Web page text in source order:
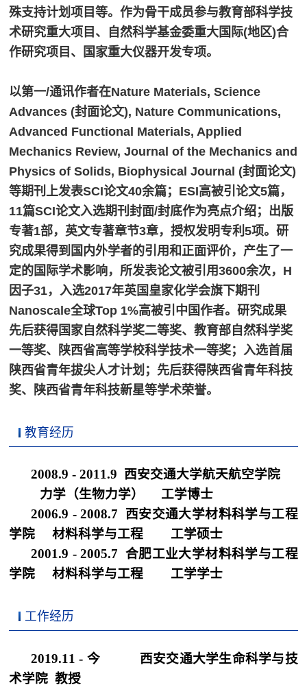
殊支持计划项目等。作为骨干成员参与教育部科学技
术研究重大项目、自然科学基金委重大国际(地区)合
作研究项目、国家重大仪器开发专项。
以第一/通讯作者在Nature Materials, Science
Advances (封面论文), Nature Communications,
Advanced Functional Materials, Applied
Mechanics Review, Journal of the Mechanics and
Physics of Solids, Biophysical Journal (封面论文)
等期刊上发表SCI论文40余篇；ESI高被引论文5篇，
11篇SCI论文入选期刊封面/封底作为亮点介绍；出版
专著1部，英文专著章节3章，授权发明专利5项。研
究成果得到国内外学者的引用和正面评价，产生了一
定的国际学术影响，所发表论文被引用3600余次，H
因子31，入选2017年英国皇家化学会旗下期刊
Nanoscale全球Top 1%高被引中国作者。研究成果
先后获得国家自然科学奖二等奖、教育部自然科学奖
一等奖、陕西省高等学校科学技术一等奖；入选首届
陕西省青年拔尖人才计划；先后获得陕西省青年科技
奖、陕西省青年科技新星等学术荣誉。
教育经历
2008.9 - 2011.9 西安交通大学航天航空学院
力学（生物力学） 工学博士
2006.9 - 2008.7 西安交通大学材料科学与工程
学院 材料科学与工程 工学硕士
2001.9 - 2005.7 合肥工业大学材料科学与工程
学院 材料科学与工程 工学学士
工作经历
2019.11 - 今 西安交通大学生命科学与技
术学院 教授